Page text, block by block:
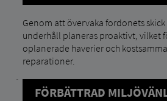
Genom att övervaka fordonets skick
underhåll planeras proaktivt, vilket
oplanerade haverier och kostsamma
reparationer.
FÖRBÄTTRAD